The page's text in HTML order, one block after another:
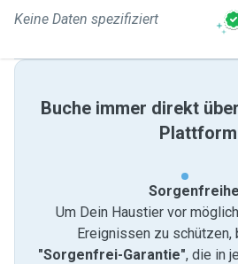
Keine Daten spezifiziert
Buche immer direkt
Plattform
Um Dein Haustier vor
Ereignissen zu schützen,
"Sorgenfrei-Garantie", die in